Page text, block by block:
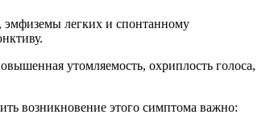
эмфиземы легких и спонтанному
утомляемость, охриплость голоса,
возникновение этого симптома важно: